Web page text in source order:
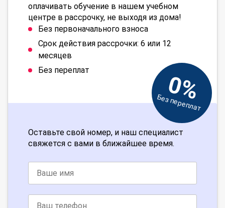
оплачивать обучение в нашем учебном
центре в рассрочку, не выходя из дома!
Без первоначального взноса
Срок действия рассрочки: 6 или 12
месяцев
Без переплат
0%
Без переплат
Оставьте свой номер, и наш специалист
свяжется с вами в ближайшее время.